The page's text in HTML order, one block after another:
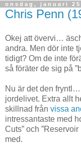
onsdag, januari 25
Chris Penn
Okej att övervi…
andra. Men dör inte
tidigt? Om de inte
så föräter de sig på
Nu är det den
jordelivet. Extra allt
skillnad från vissa
intressantaste med
Cuts” och
med.